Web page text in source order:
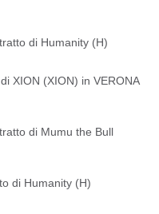
di Humanity (H)
XION (XION) in VERONA
di Mumu the Bull
di Humanity (H)